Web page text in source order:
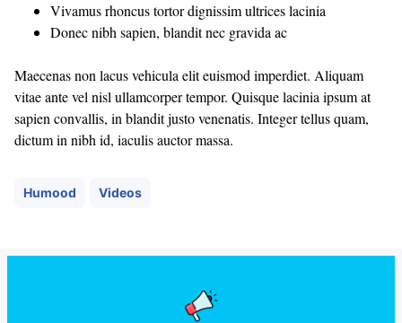
Vivamus rhoncus tortor dignissim ultrices lacinia
Donec nibh sapien, blandit nec gravida ac
Maecenas non lacus vehicula elit euismod imperdiet. Aliquam
vitae ante vel nisl ullamcorper tempor. Quisque lacinia ipsum at
sapien convallis, in blandit justo venenatis. Integer tellus quam,
dictum in nibh id, iaculis auctor massa.
Humood Videos